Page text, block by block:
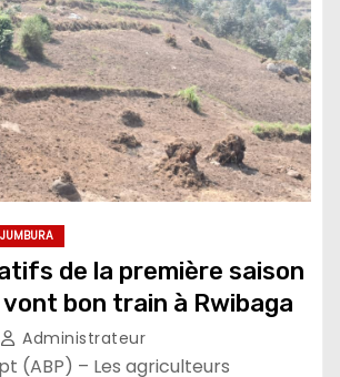
de la première saison
bon train à Rwibaga
Administrateur
(ABP) – Les agriculteurs